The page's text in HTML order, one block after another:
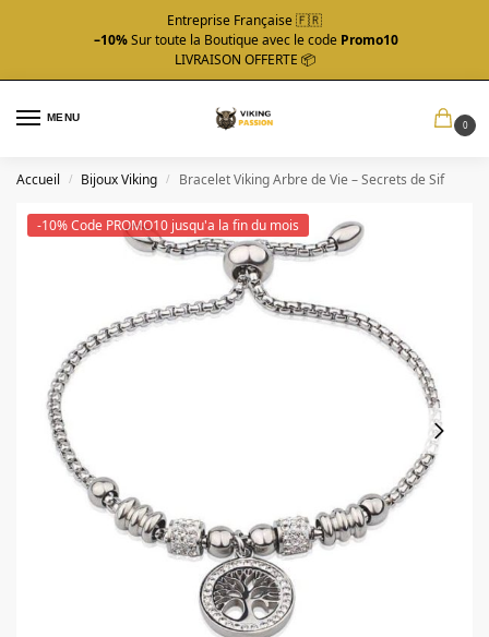
Entreprise Française 🇫🇷
–10%Sur toute la Boutique avec le code Promo10
LIVRAISON OFFERTE 📦
MENU
0
Accueil / Bijoux Viking / Bracelet Viking Arbre de Vie – Secrets de Sif
-10% Code PROMO10 jusqu'a la fin du mois